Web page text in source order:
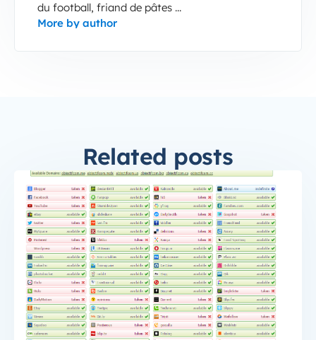
du football, friand de pâtes ...
More by author
Related posts